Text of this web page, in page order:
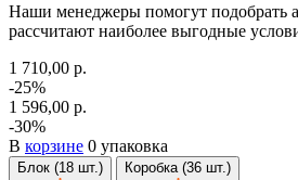
Наши менеджеры помогут подобрать
рассчитают наиболее выгодные
1 710,00 р.
-25%
1 596,00 р.
-30%
В корзине 0 упаковка
Блок (18 шт.) Коробка (36 шт.)